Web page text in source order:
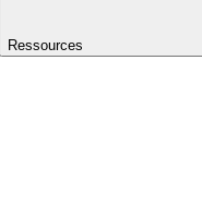
Ressources